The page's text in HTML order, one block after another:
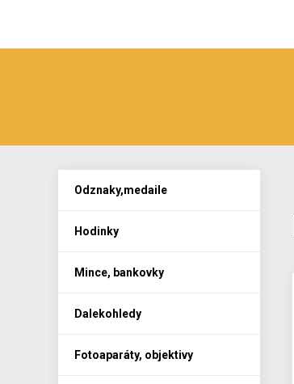
Odznaky,medaile
Hodinky
Mince, bankovky
Dalekohledy
Fotoaparáty, objektivy